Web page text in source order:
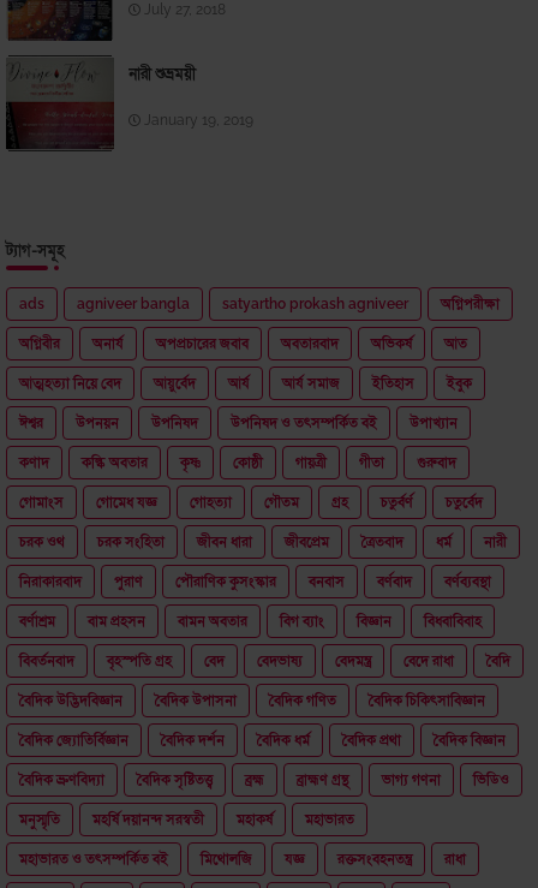
July 27, 2018
নারী শুভ্রময়ী
January 19, 2019
ট্যাগ-সমূহ
ads agniveer bangla satyartho prokash agniveer অগ্নিপরীক্ষা
অগ্নিবীর অনার্য অপপ্রচারের জবাব অবতারবাদ অভিকর্ষ আত
আত্মহত্যা নিয়ে বেদ আয়ুর্বেদ আর্য আর্য সমাজ ইতিহাস ইবুক
ঈশ্বর উপনয়ন উপনিষদ উপনিষদ ও তৎসম্পর্কিত বই উপাখ্যান
কণাদ কল্কি অবতার কৃষ্ণ কোষ্ঠী গায়ত্রী গীতা গুরুবাদ
গোমাংস গোমেধ যজ্ঞ গোহত্যা গৌতম গ্রহ চতুর্বর্ণ চতুর্বেদ
চরক ওথ চরক সংহিতা জীবন ধারা জীবপ্রেম ত্রৈতবাদ ধর্ম নারী
নিরাকারবাদ পুরাণ পৌরাণিক কুসংস্কার বনবাস বর্ণবাদ বর্ণব্যবস্থা
বর্ণাশ্রম বাম প্রহসন বামন অবতার বিগ ব্যাং বিজ্ঞান বিধবাবিবাহ
বিবর্তনবাদ বৃহস্পতি গ্রহ বেদ বেদভাষ্য বেদমন্ত্র বেদে রাধা বৈদি
বৈদিক উদ্ভিদবিজ্ঞান বৈদিক উপাসনা বৈদিক গণিত বৈদিক চিকিৎসাবিজ্ঞান
বৈদিক জ্যোতির্বিজ্ঞান বৈদিক দর্শন বৈদিক ধর্ম বৈদিক প্রথা বৈদিক বিজ্ঞান
বৈদিক ভ্রুণবিদ্যা বৈদিক সৃষ্টিতত্ত্ব ব্রহ্ম ব্রাহ্মণ গ্রন্থ ভাগ্য গণনা ভিডিও
মনুস্মৃতি মহর্ষি দয়ানন্দ সরস্বতী মহাকর্ষ মহাভারত
মহাভারত ও তৎসম্পর্কিত বই মিথোলজি যজ্ঞ রক্তসংবহনতন্ত্র রাধা